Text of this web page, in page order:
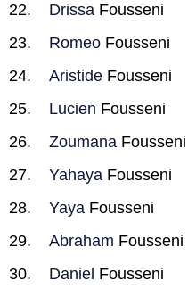
Drissa Fousseni
Romeo Fousseni
Aristide Fousseni
Lucien Fousseni
Zoumana Fousseni
Yahaya Fousseni
Yaya Fousseni
Abraham Fousseni
Daniel Fousseni